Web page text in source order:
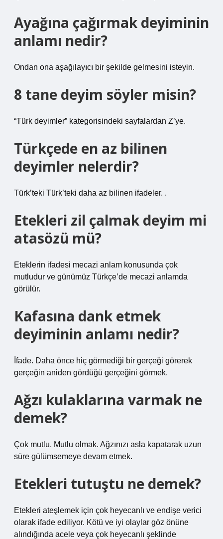
Ayağına çağırmak deyiminin
anlamı nedir?
Ondan ona aşağılayıcı bir şekilde gelmesini isteyin.
8 tane deyim söyler misin?
“Türk deyimler” kategorisindeki sayfalardan Z’ye.
Türkçede en az bilinen
deyimler nelerdir?
Türk’teki Türk’teki daha az bilinen ifadeler. .
Etekleri zil çalmak deyim mi
atasözü mü?
Eteklerin ifadesi mecazi anlam konusunda çok
mutludur ve günümüz Türkçe’de mecazi anlamda
görülür.
Kafasına dank etmek
deyiminin anlamı nedir?
İfade. Daha önce hiç görmediği bir gerçeği görerek
gerçeğin aniden gördüğü gerçeğini görmek.
Ağzı kulaklarına varmak ne
demek?
Çok mutlu. Mutlu olmak. Ağzınızı asla kapatarak uzun
süre gülümsemeye devam etmek.
Etekleri tutuştu ne demek?
Etekleri ateşlemek için çok heyecanlı ve endişe verici
olarak ifade ediliyor. Kötü ve iyi olaylar göz önüne
alındığında acele veya çok heyecanlı şeklinde